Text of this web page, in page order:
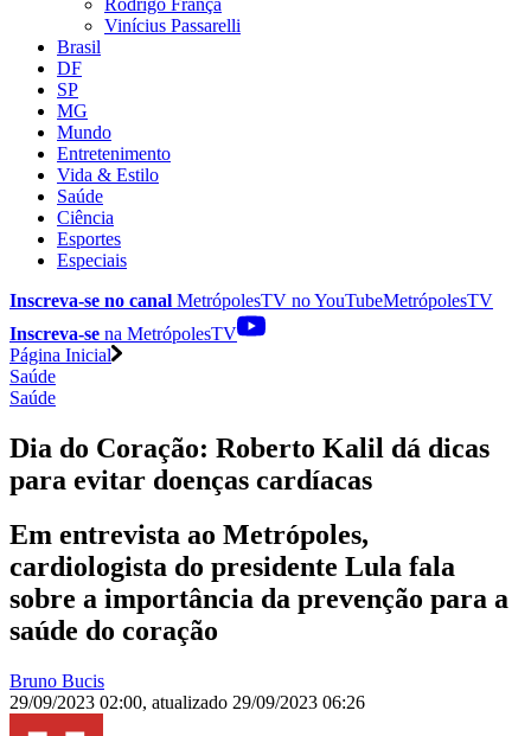
Vinícius Passarelli
Brasil
DF
SP
MG
Mundo
Entretenimento
Vida & Estilo
Saúde
Ciência
Esportes
Especiais
Inscreva-se no canal MetrópolesTV noYouTubeMetrópolesTV
Inscreva-se na MetrópolesTV
Página Inicial
Saúde
Saúde
Dia do Coração: Roberto Kalil dá dicas
para evitar doenças cardíacas
Em entrevista ao Metrópoles,
cardiologista do presidente Lula fala
sobre a importância da prevenção para a
saúde do coração
Bruno Bucis
29/09/2023 02:00, atualizado 29/09/2023 06:26